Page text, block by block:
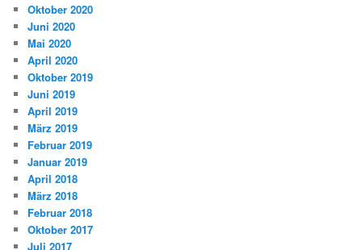
Oktober 2020
Juni 2020
Mai 2020
April 2020
Oktober 2019
Juni 2019
April 2019
März 2019
Februar 2019
Januar 2019
April 2018
März 2018
Februar 2018
Oktober 2017
Juli 2017